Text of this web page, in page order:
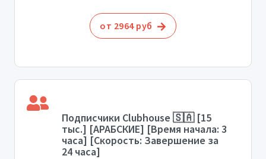
от 2964 руб
Подписчики Clubhouse 🇸🇦 [15
тыс.] [АРАБСКИЕ] [Время начала: 3
часа] [Скорость: Завершение за
24 часа]